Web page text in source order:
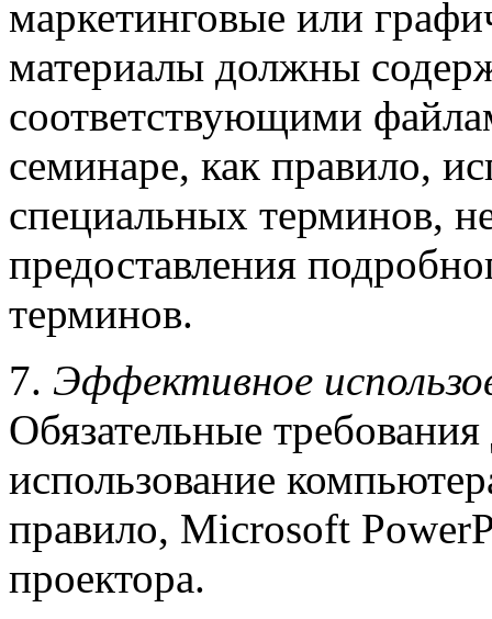
маркетинговые или
материалы должны
соответствующими
семинаре, как правило,
специальных терминов,
предоставления
терминов.
7. Эффективное
Обязательные
использование
правило, Microsoft
проектора.